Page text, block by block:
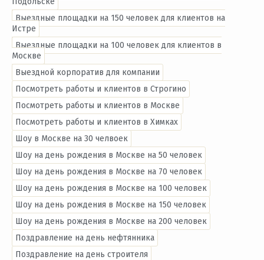
Выездные площадки на 150 человек для клиентов на
Истре
Выездные площадки на 100 человек для клиентов в
Москве
Выездной корпоратив для компании
Посмотреть работы и клиентов в Строгино
Посмотреть работы и клиентов в Москве
Посмотреть работы и клиентов в Химках
Шоу в Москве на 30 челвоек
Шоу на день рождения в Москве на 50 человек
Шоу на день рождения в Москве на 70 человек
Шоу на день рождения в Москве на 100 человек
Шоу на день рождения в Москве на 150 человек
Шоу на день рождения в Москве на 200 человек
Поздравление на день нефтянника
Поздравление на день строителя